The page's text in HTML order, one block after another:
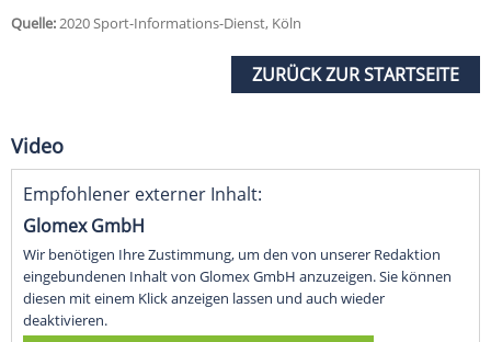
Quelle:2020 Sport-Informations-Dienst, Köln
ZURÜCK ZUR STARTSEITE
Video
Empfohlener externer Inhalt:
Glomex GmbH
Wir benötigen Ihre Zustimmung, um den von unserer Redaktion
eingebundenen Inhalt von Glomex GmbH anzuzeigen. Sie können
diesen mit einem Klick anzeigen lassen und auch wieder
deaktivieren.